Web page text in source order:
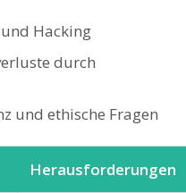
Hacking
durch
und ethische Fragen
Herausforderungen